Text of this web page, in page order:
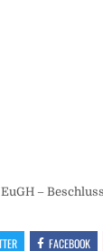
–
FACEBOOK